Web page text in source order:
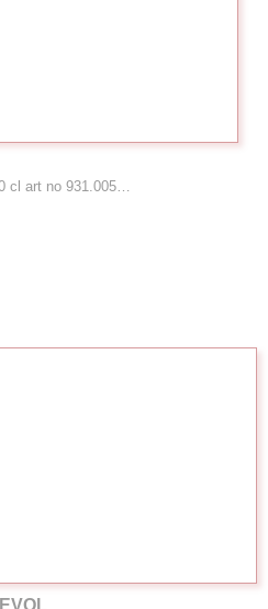
cl art no 931.005…